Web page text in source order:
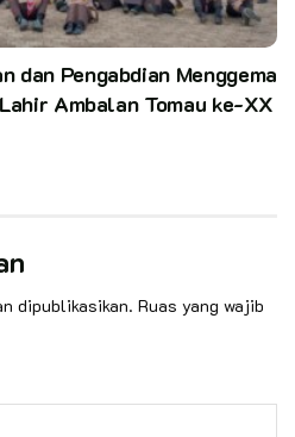
dan Pengabdian Menggema
Ambalan Tomau ke-XX
dipublikasikan. Ruas yang wajib